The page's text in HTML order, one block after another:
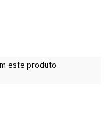
este produto